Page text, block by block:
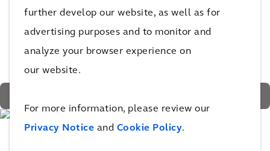
further develop our website, as well as for
advertising purposes and to monitor and
analyze your browser experience on
our website.
For more information, please review our
Privacy Notice and Cookie Policy.